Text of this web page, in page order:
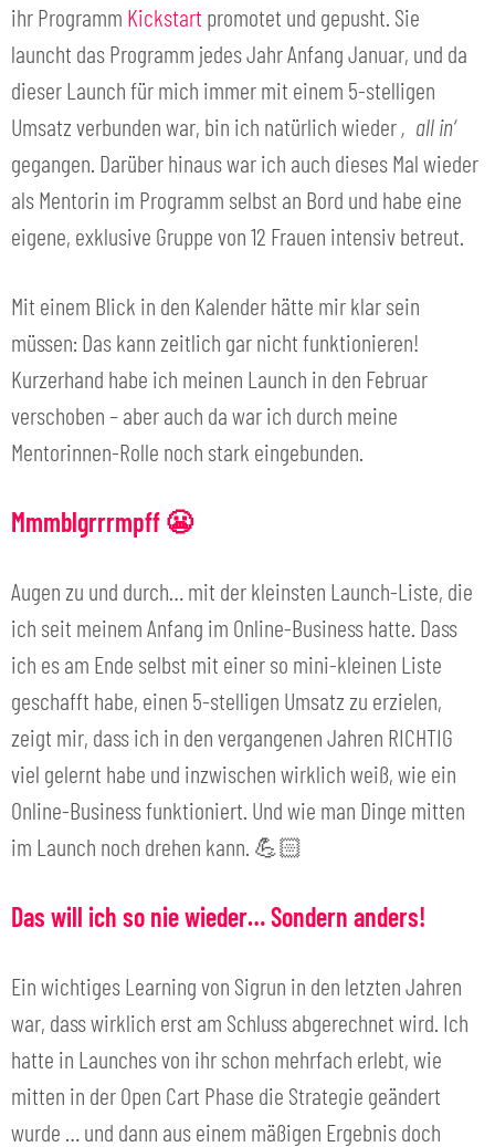
ihr Programm Kickstart promotet und gepusht. Sie
launcht das Programm jedes Jahr Anfang Januar, und da
dieser Launch für mich immer mit einem 5-stelligen
Umsatz verbunden war, bin ich natürlich wieder‚all in‘
gegangen. Darüber hinaus war ich auch dieses Mal wieder
als Mentorin im Programm selbst an Bord und habe eine
eigene, exklusive Gruppe von 12 Frauen intensiv betreut.
Mit einem Blick in den Kalender hätte mir klar sein
müssen: Das kann zeitlich gar nicht funktionieren!
Kurzerhand habe ich meinen Launch in den Februar
verschoben – aber auch da war ich durch meine
Mentorinnen-Rolle noch stark eingebunden.
Mmmblgrrrmpff 😬
Augen zu und durch… mit der kleinsten Launch-Liste, die
ich seit meinem Anfang im Online-Business hatte. Dass
ich es am Ende selbst mit einer so mini-kleinen Liste
geschafft habe, einen 5-stelligen Umsatz zu erzielen,
zeigt mir, dass ich in den vergangenen Jahren RICHTIG
viel gelernt habe und inzwischen wirklich weiß, wie ein
Online-Business funktioniert. Und wie man Dinge mitten
im Launch noch drehen kann. 💪🏻
Das will ich so nie wieder… Sondern anders!
Ein wichtiges Learning von Sigrun in den letzten Jahren
war, dass wirklich erst am Schluss abgerechnet wird. Ich
hatte in Launches von ihr schon mehrfach erlebt, wie
mitten in der Open Cart Phase die Strategie geändert
wurde … und dann aus einem mäßigen Ergebnis doch